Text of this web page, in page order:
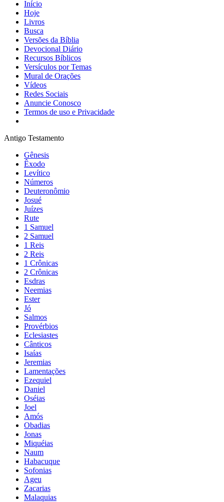
Início
Hoje
Livros
Busca
Versões da Bíblia
Devocional Diário
Recursos Bíblicos
Versículos por Temas
Mural de Orações
Vídeos
Redes Sociais
Anuncie Conosco
Termos de uso e Privacidade
Antigo Testamento
Gênesis
Êxodo
Levítico
Números
Deuteronômio
Josué
Juízes
Rute
1 Samuel
2 Samuel
1 Reis
2 Reis
1 Crônicas
2 Crônicas
Esdras
Neemias
Ester
Jó
Salmos
Provérbios
Eclesiastes
Cânticos
Isaías
Jeremias
Lamentações
Ezequiel
Daniel
Oséias
Joel
Amós
Obadias
Jonas
Miquéias
Naum
Habacuque
Sofonias
Ageu
Zacarias
Malaquias